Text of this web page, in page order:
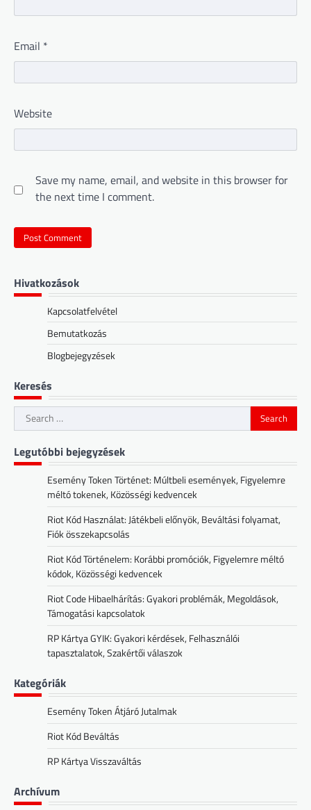
Email *
Website
Save my name, email, and website in this browser for
the next time I comment.
Hivatkozások
Kapcsolatfelvétel
Bemutatkozás
Blogbejegyzések
Keresés
Search
for:
Legutóbbi bejegyzések
Esemény Token Történet: Múltbeli események, Figyelemre
méltó tokenek, Közösségi kedvencek
Riot Kód Használat: Játékbeli előnyök, Beváltási folyamat,
Fiók összekapcsolás
Riot Kód Történelem: Korábbi promóciók, Figyelemre méltó
kódok, Közösségi kedvencek
Riot Code Hibaelhárítás: Gyakori problémák, Megoldások,
Támogatási kapcsolatok
RP Kártya GYIK: Gyakori kérdések, Felhasználói
tapasztalatok, Szakértői válaszok
Kategóriák
Esemény Token Átjáró Jutalmak
Riot Kód Beváltás
RP Kártya Visszaváltás
Archívum